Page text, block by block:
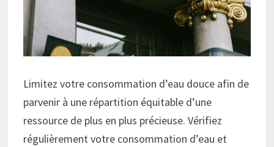
Limitez votre consommation d’eau douce afin de
parvenir à une répartition équitable d’une
ressource de plus en plus précieuse. Vérifiez
régulièrement votre consommation d’eau et